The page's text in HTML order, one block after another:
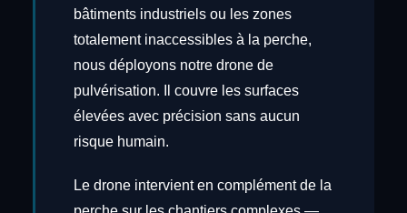
bâtiments industriels ou les zones
totalement inaccessibles à la perche,
nous déployons notre drone de
pulvérisation. Il couvre les surfaces
élevées avec précision sans aucun
risque humain.
Le drone intervient en complément de la